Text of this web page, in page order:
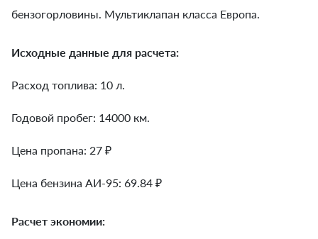
бензогорловины. Мультиклапан класса Европа.
Исходные данные для расчета:
Расход топлива: 10 л.
Годовой пробег: 14000 км.
Цена пропана: 27 ₽
Цена бензина АИ-95: 69.84 ₽
Расчет экономии: